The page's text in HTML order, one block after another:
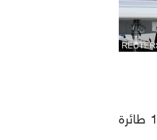
كانتاس إيروايز لن تتسلم أولى طائراتها من أصل 12 طائرة